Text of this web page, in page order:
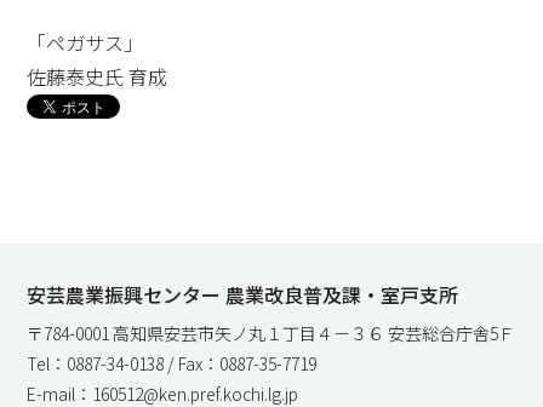
「ペガサス」
佐藤泰史氏 育成
安芸農業振興センター 農業改良普及課・室戸支所
〒784-0001 高知県安芸市矢ノ丸１丁目４－３６ 安芸総合庁舎5Ｆ
Tel：0887-34-0138 / Fax：0887-35-7719
E-mail：160512@ken.pref.kochi.lg.jp